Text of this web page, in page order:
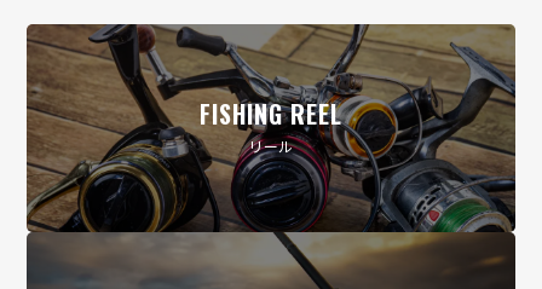
FISHING REEL
リール